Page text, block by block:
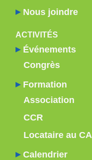
Nous joindre
ACTIVITÉS
Événements
Congrès
Formation
Association
CCR
Locataire au CA
Calendrier